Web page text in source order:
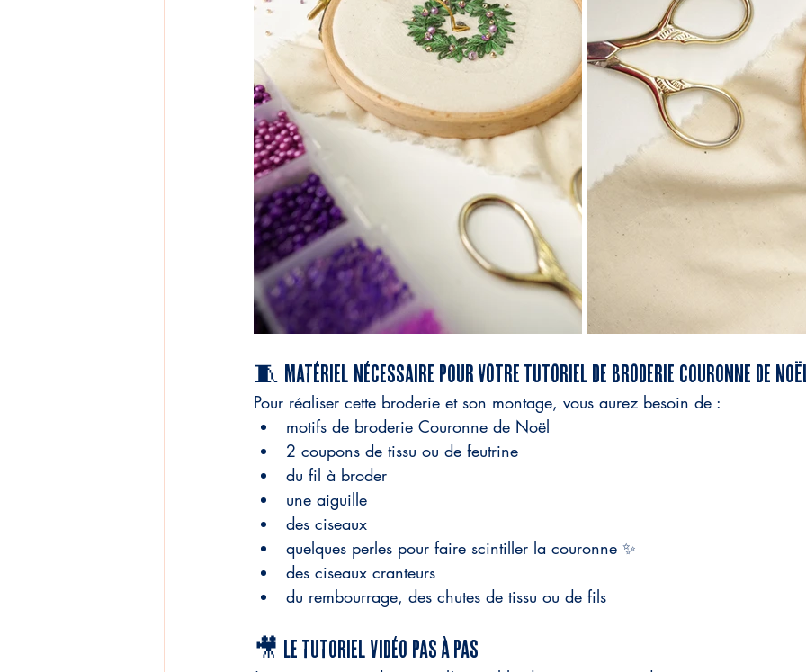
🧵 Matériel nécessaire pour VOTRE TUTORIEL DE BRODERIE couronne de
Pour réaliser cette broderie et son montage, vous aurez besoin de :
motifs de broderie Couronne de Noël
2 coupons de tissu ou de feutrine
du fil à broder
une aiguille
des ciseaux
quelques perles pour faire scintiller la couronne ✨
des ciseaux cranteurs
du rembourrage, des chutes de tissu ou de fils
🎥 Le tutoriel vidéo pas à pas